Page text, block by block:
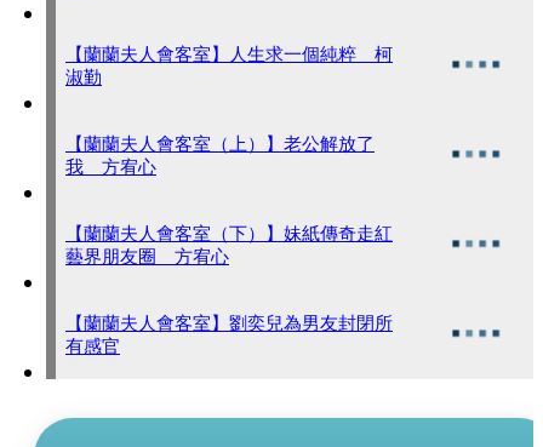
【蘭蘭夫人會客室】人生求一個純粹 柯
淑勤
【蘭蘭夫人會客室（上）】老公解放了
我 方宥心
【蘭蘭夫人會客室（下）】妹紙傳奇走紅
藝界朋友圈 方宥心
【蘭蘭夫人會客室】劉奕兒為男友封閉所
有感官